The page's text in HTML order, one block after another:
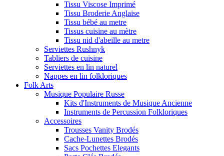
Tissu Viscose Imprimé
Tissu Broderie Anglaise
Tissu bébé au metre
Tissus cuisine au mètre
Tissu nid d'abeille au metre
Serviettes Rushnyk
Tabliers de cuisine
Serviettes en lin naturel
Nappes en lin folkloriques
Folk Arts
Musique Populaire Russe
Kits d'Instruments de Musique Ancienne
Instruments de Percussion Folkloriques
Accessoires
Trousses Vanity Brodés
Cache-Lunettes Brodés
Sacs Pochettes Elegants